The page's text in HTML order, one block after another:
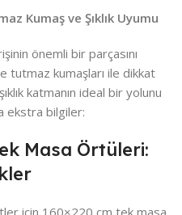
Kumaş ve Şıklık Uyumu
önemli bir parçasını
tutmaz kumaşları ile dikkat
katmanın ideal bir yolunu
ekstra bilgiler:
Masa Örtüleri:
için 160×220 cm tek masa